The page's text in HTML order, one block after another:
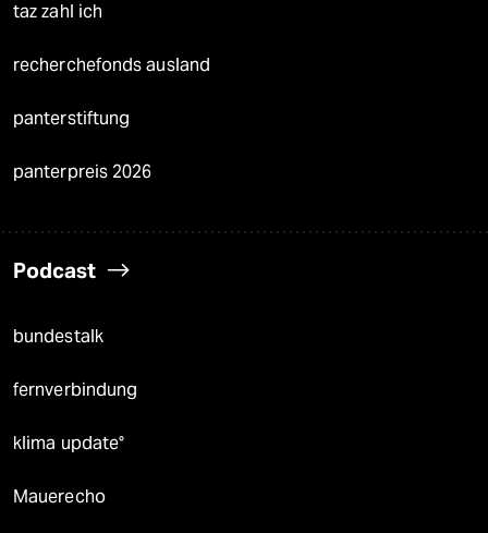
taz zahl ich
recherchefonds ausland
panterstiftung
panterpreis 2026
Podcast
bundestalk
fernverbindung
klima update°
Mauerecho